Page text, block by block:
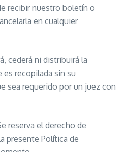
recibir nuestro boletín o
en cualquier
cederá ni distribuirá la
recopilada sin su
sea requerido por un juez con
reserva el derecho de
presente Política de